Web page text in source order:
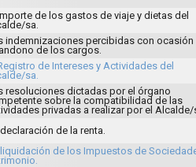
de los gastos de viaje y dietas del
sa.
indemnizaciones percibidas con ocasión
de los cargos.
de Intereses y Actividades del
sa.
resoluciones dictadas por el órgano
sobre la compatibilidad de las
privadas a realizar por el Alcalde/
de la renta.
de los Impuestos de